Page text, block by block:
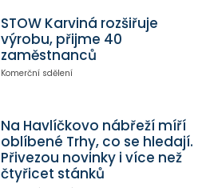
STOW Karviná rozšiřuje
výrobu, přijme 40
zaměstnanců
Komerční sdělení
Na Havlíčkovo nábřeží míří
oblíbené Trhy, co se hledají.
Přivezou novinky i více než
čtyřicet stánků